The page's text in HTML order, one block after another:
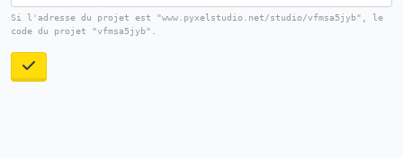
Si l'adresse du projet est "www.pyxelstudio.net/studio/vfmsa5jyb", le
code du projet "vfmsa5jyb".